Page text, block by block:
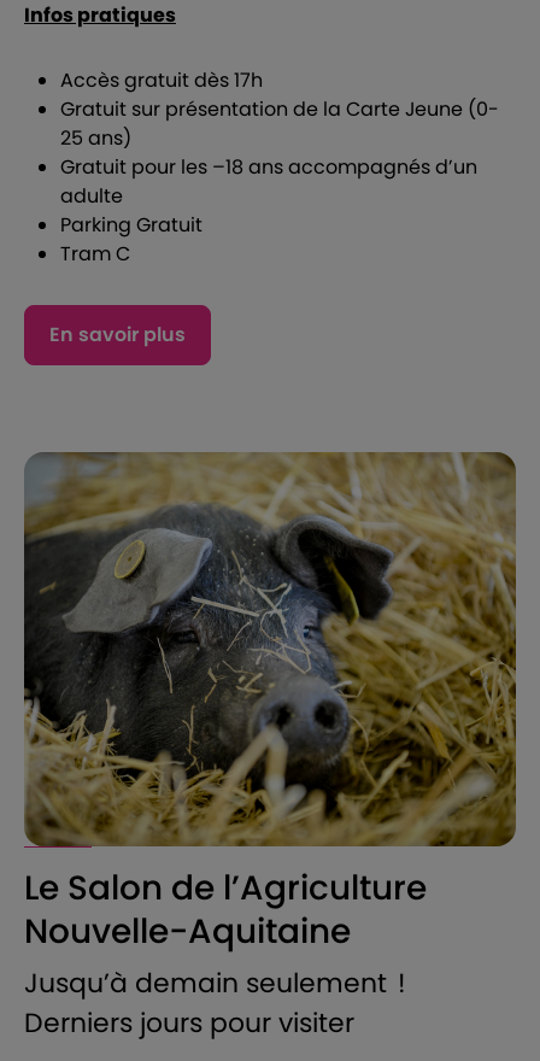
Infos pratiques
Accès gratuit dès 17h
Gratuit sur présentation de la Carte Jeune (0-
25 ans)
Gratuit pour les –18 ans accompagnés d’un
adulte
Parking Gratuit
Tram C
En savoir plus
Le Salon de l’Agriculture
Nouvelle-Aquitaine
Jusqu’à demain seulement !
Derniers jours pour visiter